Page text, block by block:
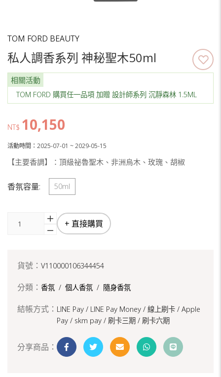
TOM FORD BEAUTY
私人調香系列 神秘聖木50ml
相關活動
TOM FORD 購買任一品項 加贈 設計師系列 沉靜森林 1.5ML
NT$ 10,150
活動時間：2025-07-01 ~ 2029-05-15
【主要香調】：頂級祕魯聖木、非洲烏木、玫瑰、胡椒
香氛容量: 50ml
+ 直接購買
貨號： V110000106344454
分類： 香氛 / 個人香氛 / 隨身香氛
結帳方式： LINE Pay / LINE Pay Money / 線上刷卡 / Apple
Pay / skm pay / 刷卡三期 / 刷卡六期
分享商品：